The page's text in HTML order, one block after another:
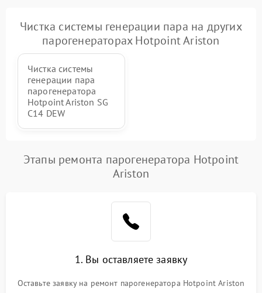
Чистка системы генерации пара на других
парогенераторах Hotpoint Ariston
Чистка системы
генерации пара
парогенератора
Hotpoint Ariston SG
С14 DEW
Этапы ремонта парогенератора Hotpoint
Ariston
1. Вы оставляете заявку
Оставьте заявку на ремонт парогенератора Hotpoint Ariston